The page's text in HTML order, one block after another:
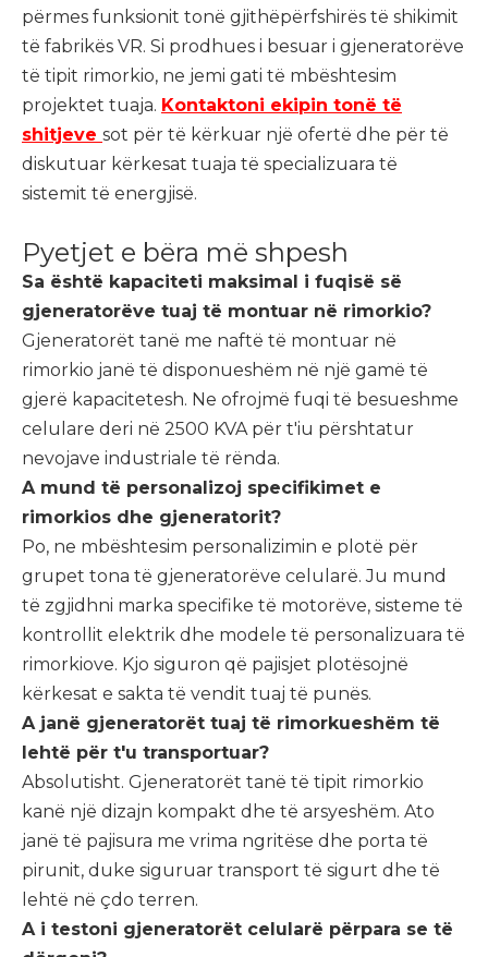
përmes funksionit tonë gjithëpërfshirës të shikimit
të fabrikës VR. Si prodhues i besuar i gjeneratorëve
të tipit rimorkio, ne jemi gati të mbështesim
projektet tuaja. Kontaktoni ekipin tonë të
shitjeve sot për të kërkuar një ofertë dhe për të
diskutuar kërkesat tuaja të specializuara të
sistemit të energjisë.
Pyetjet e bëra më shpesh
Sa është kapaciteti maksimal i fuqisë së
gjeneratorëve tuaj të montuar në rimorkio?
Gjeneratorët tanë me naftë të montuar në
rimorkio janë të disponueshëm në një gamë të
gjerë kapacitetesh. Ne ofrojmë fuqi të besueshme
celulare deri në 2500 KVA për t'iu përshtatur
nevojave industriale të rënda.
A mund të personalizoj specifikimet e
rimorkios dhe gjeneratorit?
Po, ne mbështesim personalizimin e plotë për
grupet tona të gjeneratorëve celularë. Ju mund
të zgjidhni marka specifike të motorëve, sisteme të
kontrollit elektrik dhe modele të personalizuara të
rimorkiove. Kjo siguron që pajisjet plotësojnë
kërkesat e sakta të vendit tuaj të punës.
A janë gjeneratorët tuaj të rimorkueshëm të
lehtë për t'u transportuar?
Absolutisht. Gjeneratorët tanë të tipit rimorkio
kanë një dizajn kompakt dhe të arsyeshëm. Ato
janë të pajisura me vrima ngritëse dhe porta të
pirunit, duke siguruar transport të sigurt dhe të
lehtë në çdo terren.
A i testoni gjeneratorët celularë përpara se të